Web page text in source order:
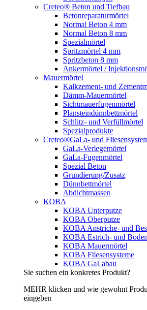
Creteo® Beton und Tiefbau
Betonreparaturmörtel
Normal Beton 4 mm
Normal Beton 8 mm
Spezialmörtel
Spritzmörtel 4 mm
Spritzbeton 8 mm
Ankermörtel /
Mauermörtel
Kalkzement- und
Dämm-Mauermörtel
Sichtmauerfugenmörtel
Plansteindünnbettmörtel
Schlitz- und Verfüllmörtel
Spezialprodukte
Creteo®GaLa- und
GaLa-Verlegemörtel
GaLa-Fugenmörtel
Spezial Beton
Grundierung/Zusatz
Dünnbettmörtel
Abdichtmassen
KOBA
KOBA Unterputze
KOBA Oberputze
KOBA Anstriche- und
KOBA Estrich- und
KOBA Mauermörtel
KOBA Fliesensysteme
KOBA GaLabau
Sie suchen ein konkretes Produkt?
MEHR klicken und wie gewohnt
eingeben